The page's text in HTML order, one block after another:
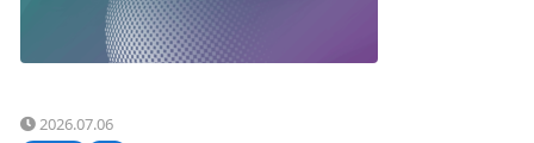
2026.07.06